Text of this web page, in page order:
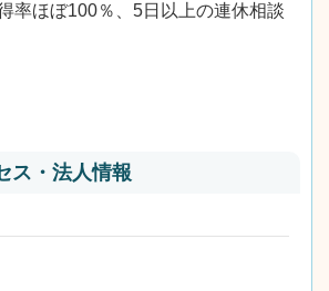
率ほぼ100％、5日以上の連休相談
ス・法人情報